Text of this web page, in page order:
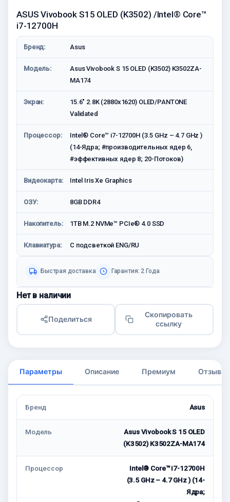
ASUS Vivobook S15 OLED (K3502) /Intel® Core™
i7-12700H
Бренд: Asus
Модель:
Asus Vivobook S 15 OLED (K3502) K3502ZA-
MA174
Экран:
15.6" 2.8K (2880x1620) OLED/PANTONE
Validated
Процессор:
Intel® Core™ i7-12700H (3.5 GHz – 4.7 GHz )
(14-Ядра; #производительных ядер 6,
#эффективных ядер 8; 20-Потоков)
Видеокарта: Intel Iris Xe Graphics
ОЗУ: 8GB DDR4
Накопитель: 1TB M.2 NVMe™ PCIe® 4.0 SSD
Клавиатура: С подсветкой ENG/RU
Быстрая доставка Гарантия: 2 Года
Нет в наличии
Поделиться
Скопировать
ссылку
Параметры Описание Премиум Отзывы
Бренд Asus
Модель
Asus Vivobook S 15 OLED
(K3502) K3502ZA-MA174
Процессор
Intel® Core™ i7-12700H
(3.5 GHz – 4.7 GHz ) (14-
Ядра;